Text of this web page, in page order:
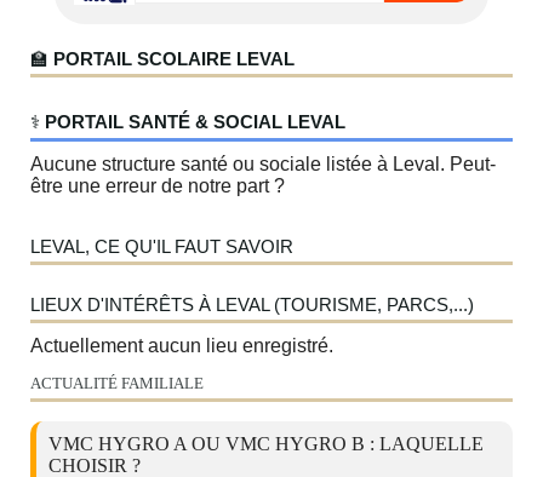
🏫 PORTAIL SCOLAIRE LEVAL
‍⚕️ PORTAIL SANTÉ & SOCIAL LEVAL
Aucune structure santé ou sociale listée à Leval. Peut-
être une erreur de notre part ?
LEVAL, CE QU'IL FAUT SAVOIR
LIEUX D'INTÉRÊTS À LEVAL (TOURISME, PARCS,...)
Actuellement aucun lieu enregistré.
ACTUALITÉ FAMILIALE
VMC HYGRO A OU VMC HYGRO B : LAQUELLE
CHOISIR ?